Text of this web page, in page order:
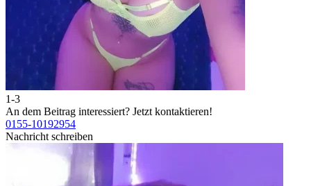
1-3
An dem Beitrag interessiert? Jetzt kontaktieren!
0155-10192954
Nachricht schreiben